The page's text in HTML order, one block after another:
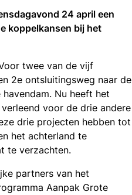
24 april een
koppelkansen bij het
twee van de vijf
2e ontsluitingsweg naar de
Nu heeft het
voor de drie andere
drie projecten hebben tot
het achterland te
te verzachten.
partners van het
Aanpak Grote